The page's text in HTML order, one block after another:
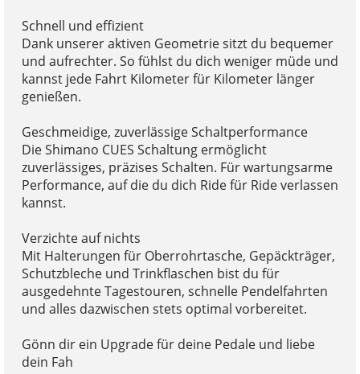
Schnell und effizient
Dank unserer aktiven Geometrie sitzt du bequemer
und aufrechter. So fühlst du dich weniger müde und
kannst jede Fahrt Kilometer für Kilometer länger
genießen.
Geschmeidige, zuverlässige Schaltperformance
Die Shimano CUES Schaltung ermöglicht
zuverlässiges, präzises Schalten. Für wartungsarme
Performance, auf die du dich Ride für Ride verlassen
kannst.
Verzichte auf nichts
Mit Halterungen für Oberrohrtasche, Gepäckträger,
Schutzbleche und Trinkflaschen bist du für
ausgedehnte Tagestouren, schnelle Pendelfahrten
und alles dazwischen stets optimal vorbereitet.
Gönn dir ein Upgrade für deine Pedale und liebe
dein Fah